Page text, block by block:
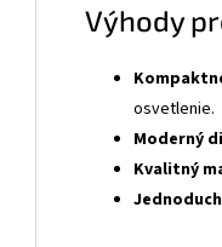
Výhody
osvetlenie.
Moderný
Kvalitný